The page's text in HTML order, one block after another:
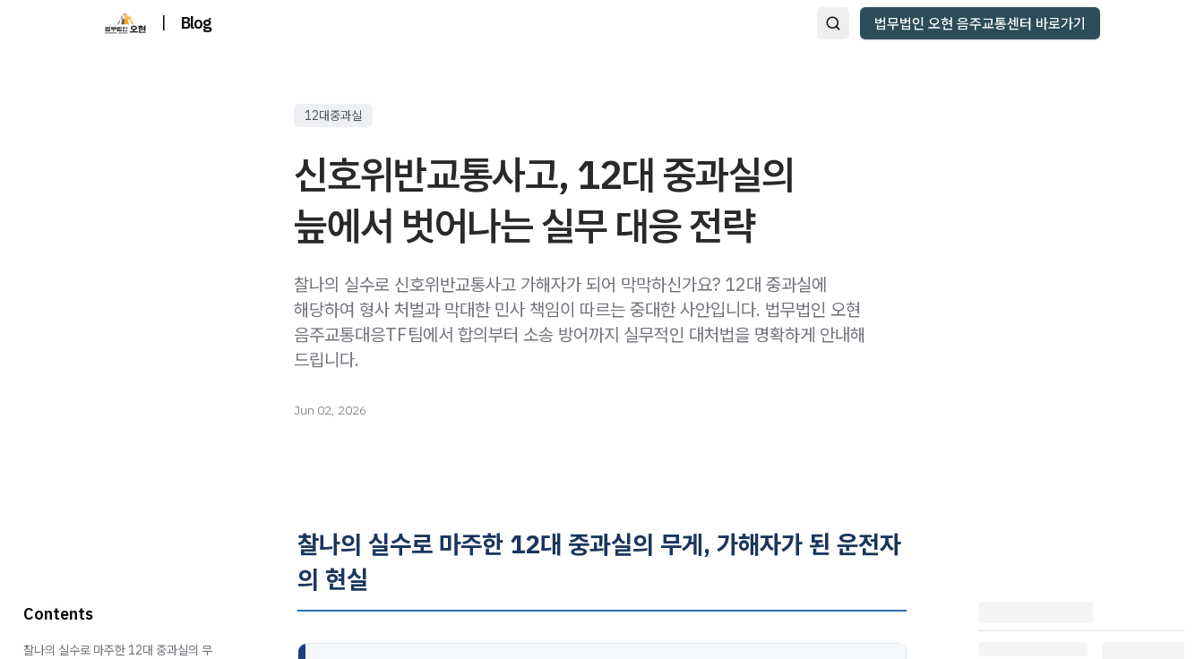
| Blog 법무법인 오현 음주교통센터 바로가기
12대중과실
신호위반교통사고, 12대 중과실의
늪에서 벗어나는 실무 대응 전략
찰나의 실수로 신호위반교통사고 가해자가 되어 막막하신가요? 12대 중과실에
해당하여 형사 처벌과 막대한 민사 책임이 따르는 중대한 사안입니다. 법무법인 오현
음주교통대응TF팀에서 합의부터 소송 방어까지 실무적인 대처법을 명확하게 안내해
드립니다.
Jun 02, 2026
찰나의 실수로 마주한 12대 중과실의 무게, 가해자가 된 운전자
의 현실
Contents
찰나의 실수로 마주한 12대 중과실의 무